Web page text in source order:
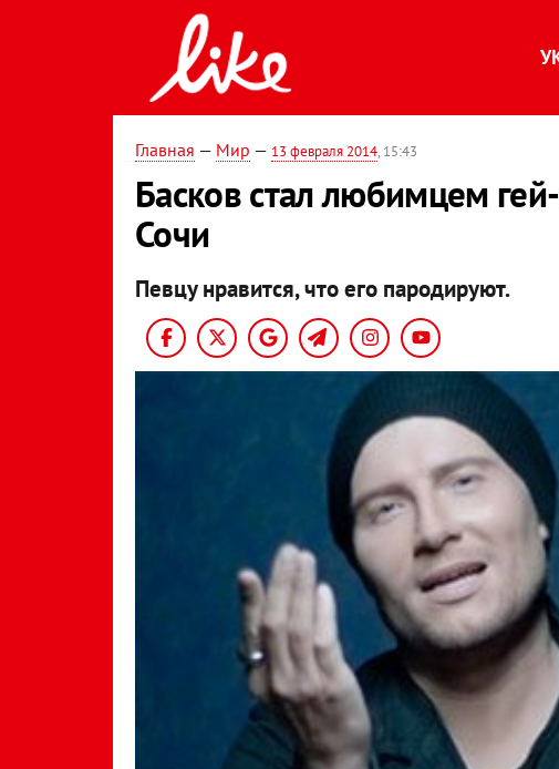
Главная — Мир — 13 февраля 2014, 15:43
Басков стал любимцем
Сочи
Певцу нравится, что его пародируют.